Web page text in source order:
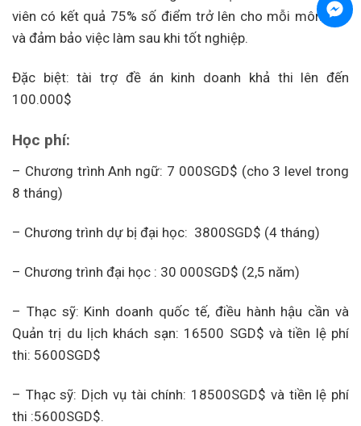
viên có kết quả 75% số điểm trở lên cho mỗi môn học
và đảm bảo việc làm sau khi tốt nghiệp.
Đặc biệt: tài trợ đề án kinh doanh khả thi lên đến
100.000$
Học phí:
– Chương trình Anh ngữ: 7 000SGD$ (cho 3 level trong
8 tháng)
– Chương trình dự bị đại học: 3800SGD$ (4 tháng)
– Chương trình đại học : 30 000SGD$ (2,5 năm)
– Thạc sỹ: Kinh doanh quốc tế, điều hành hậu cần và
Quản trị du lịch khách sạn: 16500 SGD$ và tiền lệ phí
thi: 5600SGD$
– Thạc sỹ: Dịch vụ tài chính: 18500SGD$ và tiền lệ phí
thi :5600SGD$.